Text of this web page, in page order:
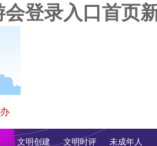
会登录入口首页
文明创建 文明时评
未成年人